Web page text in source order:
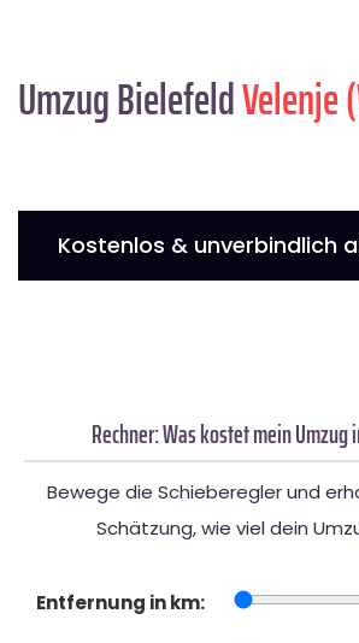
Umzug BielefeldVelenje
Kostenlos & unverbindlich
Rechner: Was kostet mein
Bewege die Schieberegler und
Schätzung, wie viel dein
Entfernung in km: